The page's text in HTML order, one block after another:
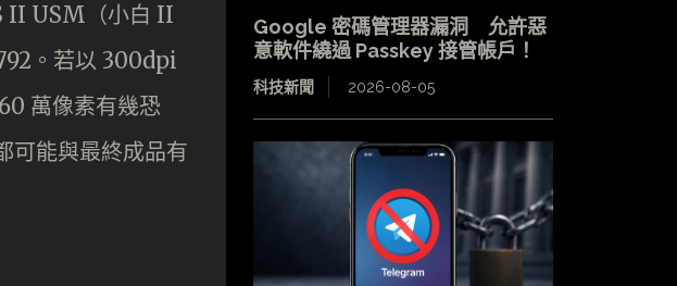
II USM（小白 II
。若以 300dpi
萬像素有幾恐
可能與最終成品有
Google 密碼管理器漏洞 允許惡
意軟件繞過 Passkey 接管帳戶！
科技新聞 2026-08-05